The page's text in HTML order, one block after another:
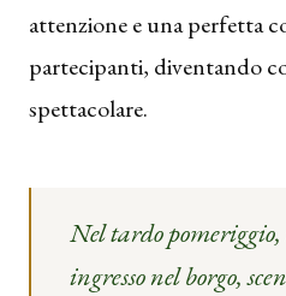
attenzione e una perfetta
partecipanti, diventando
spettacolare.
Nel tardo
ingresso nel borgo,